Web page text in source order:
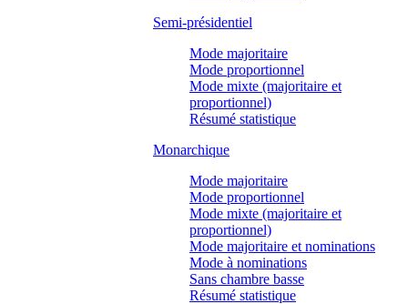
Semi-présidentiel
Mode majoritaire
Mode proportionnel
Mode mixte (majoritaire et
proportionnel)
Résumé statistique
Monarchique
Mode majoritaire
Mode proportionnel
Mode mixte (majoritaire et
proportionnel)
Mode majoritaire et nominations
Mode à nominations
Sans chambre basse
Résumé statistique